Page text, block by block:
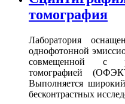
томография
Лаборатория
однофотонной
совмещенной с
томографией
Выполняется
бесконтрастных